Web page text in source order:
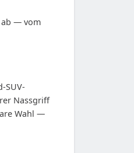
ab — vom
SUV-
Nassgriff
Wahl —